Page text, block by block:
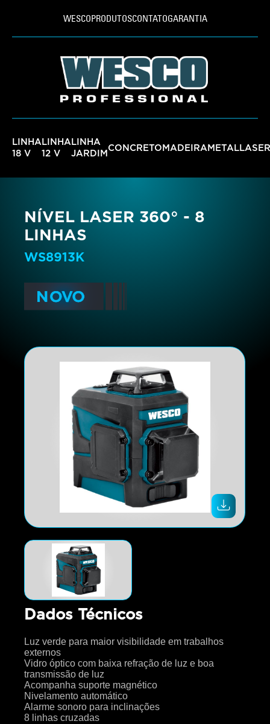
WESCOPRODUTOSCONTATOGARANTIA
LINHA
18 V
LINHA
12 V
LINHA
JARDIM
CONCRETO MADEIRA METAL LASER
NÍVEL LASER 360° - 8
LINHAS
WS8913K
Dados Técnicos
Luz verde para maior visibilidade em trabalhos
externos
Vidro óptico com baixa refração de luz e boa
transmissão de luz
Acompanha suporte magnético
Nivelamento automático
Alarme sonoro para inclinações
8 linhas cruzadas